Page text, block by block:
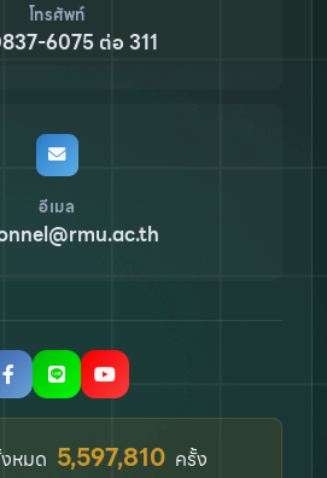
โทรศัพท์
6075 ต่อ 311
อีเมล
หมด 6,571,343 ครั้ง